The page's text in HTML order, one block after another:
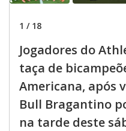
1 / 18
Jogadores do
taça de
Americana, após
Bull Bragantino
na tarde deste